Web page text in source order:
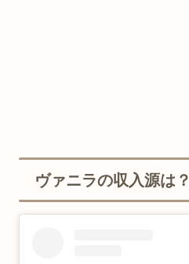
ヴァニラの収入源は？